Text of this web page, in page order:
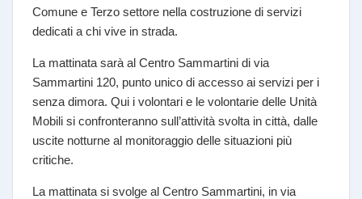
Comune e Terzo settore nella costruzione di servizi
dedicati a chi vive in strada.
La mattinata sarà al Centro Sammartini di via
Sammartini 120, punto unico di accesso ai servizi per i
senza dimora. Qui i volontari e le volontarie delle Unità
Mobili si confronteranno sull’attività svolta in città, dalle
uscite notturne al monitoraggio delle situazioni più
critiche.
La mattinata si svolge al Centro Sammartini, in via